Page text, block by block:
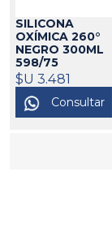
SILICONA
OXÍMICA 260°
NEGRO 300ML
598/75
LOCTITE
$U 3.481
Consultar